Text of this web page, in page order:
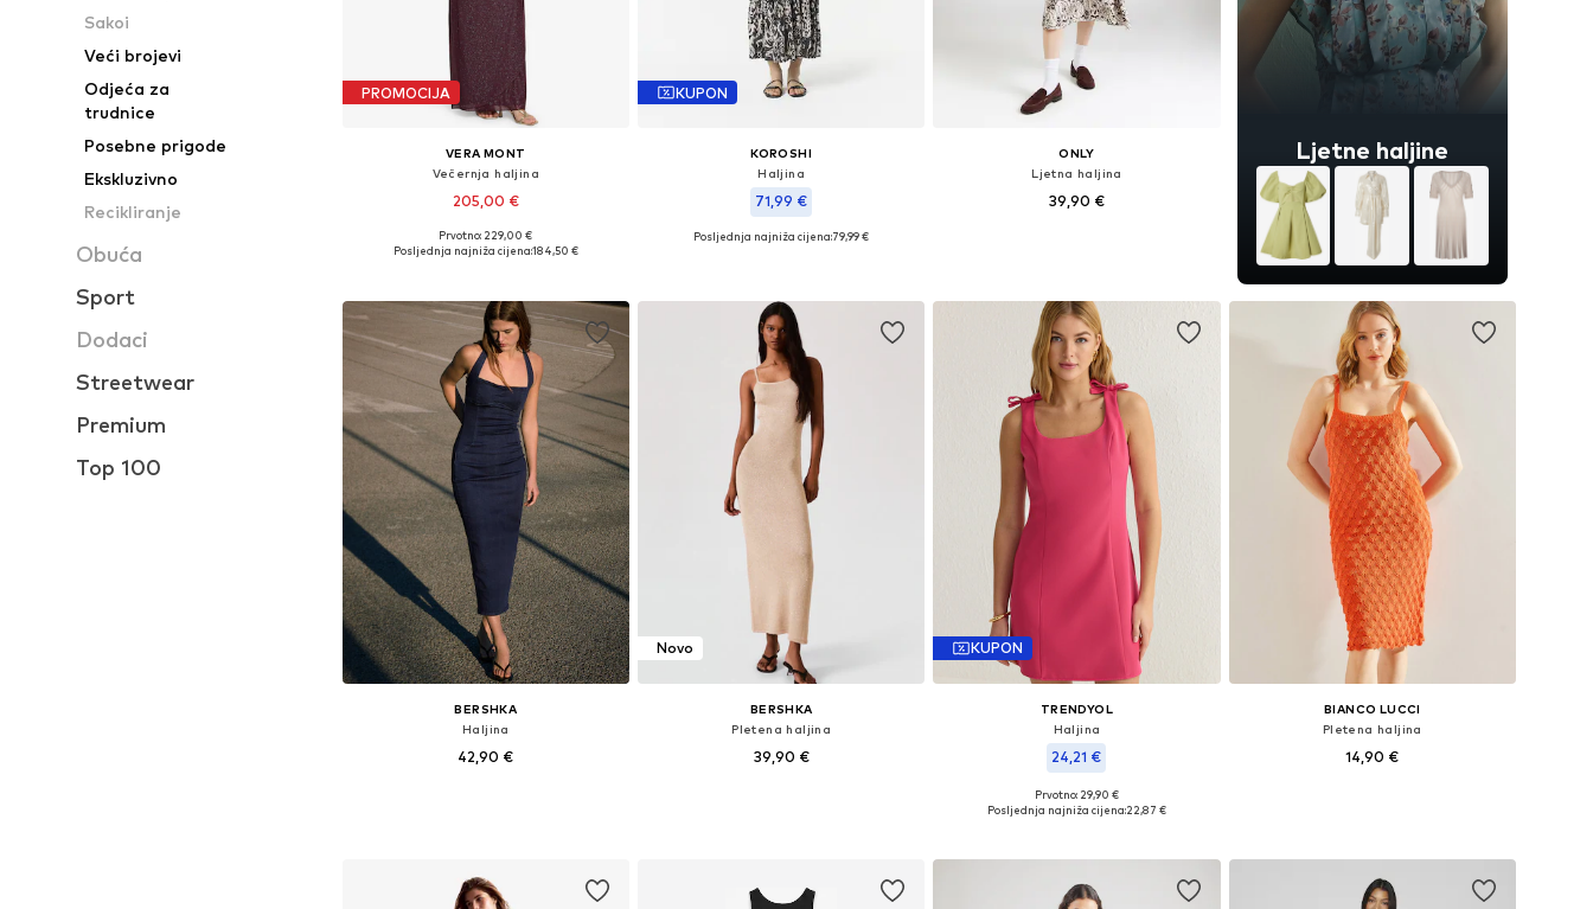
Sakoi
Veći brojevi
Odjeća za
trudnice
Posebne prigode
Ekskluzivno
Recikliranje
Obuća
Sport
Dodaci
Streetwear
Premium
Top 100
PROMOCIJA
VERA MONT
Večernja haljina
205,00 €
Dostupne veličine: 36, 38, 40, 42, 44, 46
Prvotno: 229,00 €
Posljednja najniža cijena:184,50 €
KUPON
KOROSHI
Haljina
71,99 €
Dostupne veličine: 34, 36, 38, 40, 42, 44
Posljednja najniža cijena:79,99 €
ONLY
Ljetna haljina
39,90 €
Ljetne haljine
BERSHKA
Haljina
42,90 €
Novo
BERSHKA
Pletena haljina
39,90 €
KUPON
TRENDYOL
Haljina
24,21 €
Dostupne veličine: 36, 38, 40, 42
Prvotno: 29,90 €
Posljednja najniža cijena:22,87 €
BIANCO LUCCI
Pletena haljina
14,90 €